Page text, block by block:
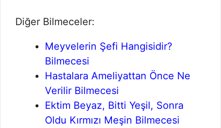
Diğer Bilmeceler:
Meyvelerin Şefi Hangisidir?
Bilmecesi
Hastalara Ameliyattan Önce Ne
Verilir Bilmecesi
Ektim Beyaz, Bitti Yeşil, Sonra
Oldu Kırmızı Meşin Bilmecesi